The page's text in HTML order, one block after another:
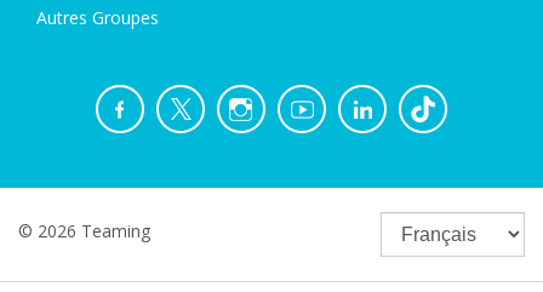
Autres Groupes
© 2026 Teaming